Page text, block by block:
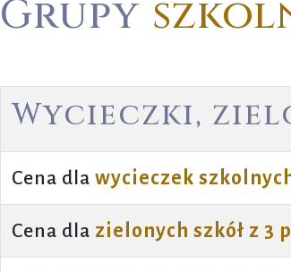
Grupy
Wycieczki,
Cena dla wycieczek
Cena dla zielonych szkół z 3